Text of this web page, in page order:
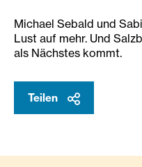
Michael Sebald und
Lust auf mehr. Und
als Nächstes kommt.
Teilen